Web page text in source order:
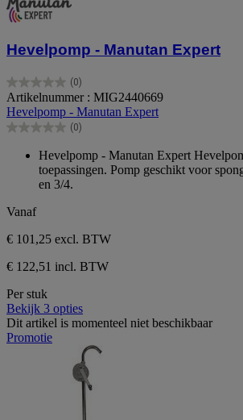
Hevelpomp - Manutan Expert
(0)
0.0
van
de
5
Artikelnummer : MIG2440669
Hevelpomp - Manutan Expert
(0)
0.0
sterren.
Hevelpomp - Manutan Expert
toepassingen. Pomp geschikt voor
en 3/4.
Vanaf
€ 101,25 excl. BTW
€ 122,51 incl. BTW
Per stuk
Bekijk 3 opties
Dit artikel is momenteel niet beschikbaar
Promotie